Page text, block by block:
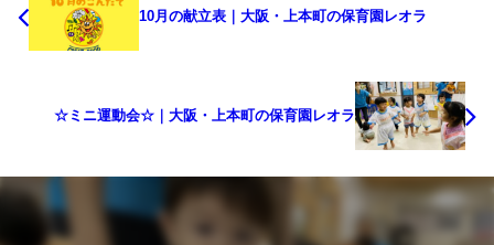
10月の献立表｜大阪・上本町の保育園レオラ
☆ミニ運動会☆｜大阪・上本町の保育園レオラ